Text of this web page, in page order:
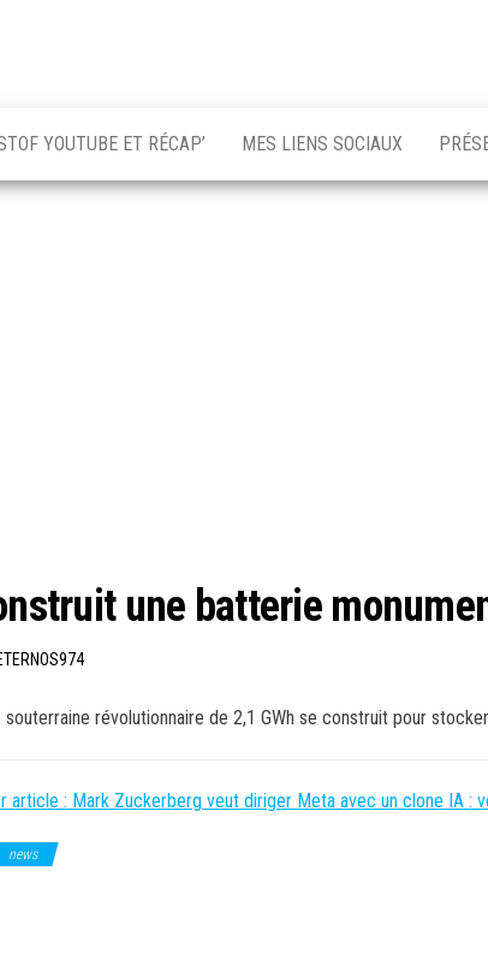
YOUTUBE ET RÉCAP’ MES LIENS SOCIAUX
une batterie
révolutionnaire de 2,1 GWh se construit pour
article : Mark Zuckerberg veut diriger Meta avec un clone IA :
news